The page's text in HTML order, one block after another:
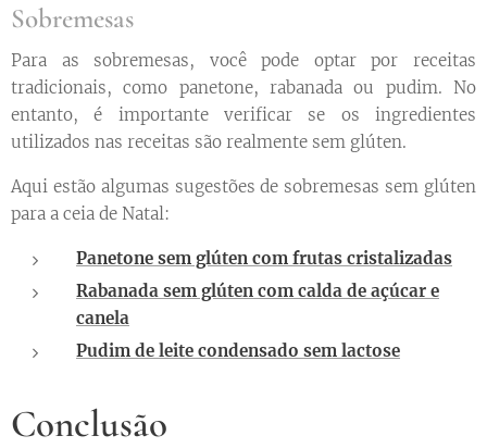
Sobremesas
Para as sobremesas, você pode optar por receitas
tradicionais, como panetone, rabanada ou pudim. No
entanto, é importante verificar se os ingredientes
utilizados nas receitas são realmente sem glúten.
Aqui estão algumas sugestões de sobremesas sem glúten
para a ceia de Natal:
Panetone sem glúten com frutas cristalizadas
Rabanada sem glúten com calda de açúcar e
canela
Pudim de leite condensado sem lactose
Conclusão